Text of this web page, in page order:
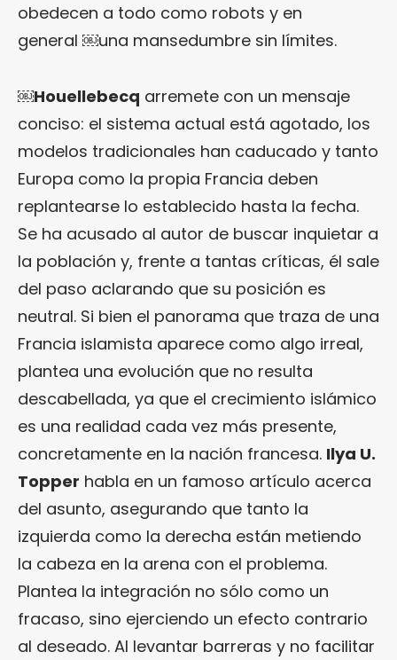
obedecen a todo como robots y en
general ￼una mansedumbre sin límites.
￼Houellebecq arremete con un mensaje
conciso: el sistema actual está agotado, los
modelos tradicionales han caducado y tanto
Europa como la propia Francia deben
replantearse lo establecido hasta la fecha.
Se ha acusado al autor de buscar inquietar a
la población y, frente a tantas críticas, él sale
del paso aclarando que su posición es
neutral. Si bien el panorama que traza de una
Francia islamista aparece como algo irreal,
plantea una evolución que no resulta
descabellada, ya que el crecimiento islámico
es una realidad cada vez más presente,
concretamente en la nación francesa. Ilya U.
Topper habla en un famoso artículo acerca
del asunto, asegurando que tanto la
izquierda como la derecha están metiendo
la cabeza en la arena con el problema.
Plantea la integración no sólo como un
fracaso, sino ejerciendo un efecto contrario
al deseado. Al levantar barreras y no facilitar